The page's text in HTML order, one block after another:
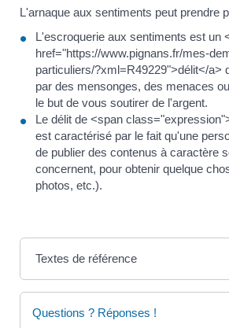
L'arnaque aux sentiments peut prendre
L'escroquerie aux sentiments est un
href="https://www.pignans.fr/mes-
particuliers/?xml=R49229">délit</a>
par des mensonges, des menaces
le but de vous soutirer de l'argent.
Le délit de <span
est caractérisé par le fait qu'une
de publier des contenus à caractère
concernent, pour obtenir quelque
photos, etc.).
Textes de référence
Questions ? Réponses !